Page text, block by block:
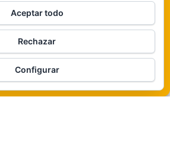
De ninguna manera
Veámos que hay aquí
Política de cookies
WordPress |Tema:
Aceptar todo
Rechazar
Configurar